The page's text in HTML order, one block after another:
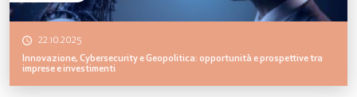
22.10.2025
Innovazione, Cybersecurity e Geopolitica: opportunità e prospettive tra
imprese e investimenti